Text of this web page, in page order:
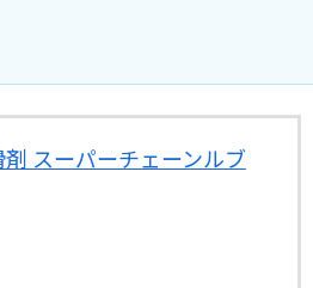
スーパーチェーンルブ